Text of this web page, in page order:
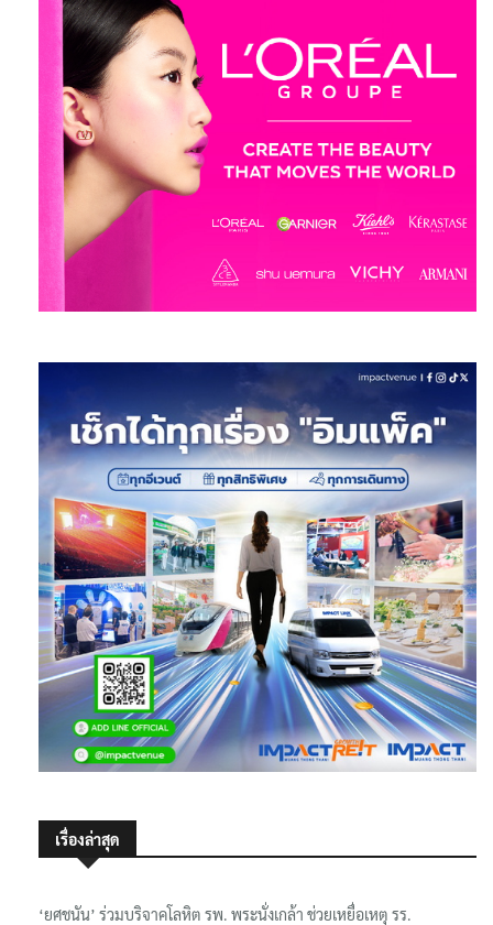
เรื่องล่าสุด
‘ยศชนัน’ ร่วมบริจาคโลหิต รพ. พระนั่งเกล้า ช่วยเหยื่อเหตุ รร.